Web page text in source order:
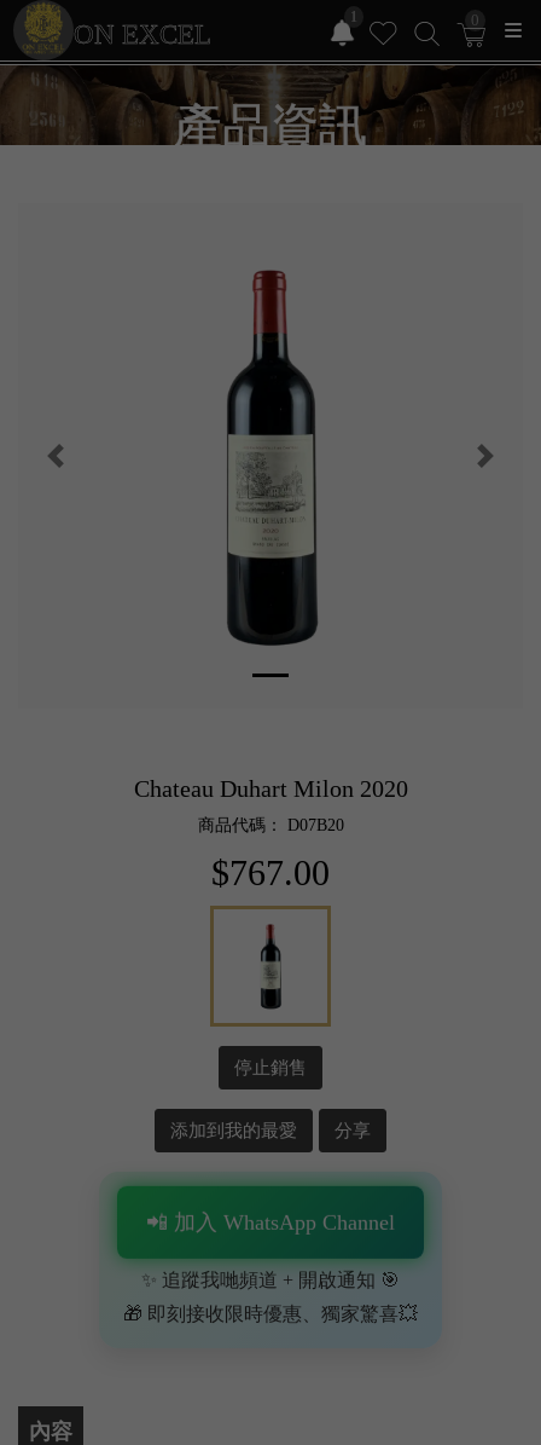
ON EXCEL
1 0
產品資訊
Chateau Duhart Milon 2020
商品代碼： D07B20
$767.00
停止銷售
添加到我的最愛 分享
📲 加入 WhatsApp Channel
✨ 追蹤我哋頻道 + 開啟通知 🎯
🎁 即刻接收限時優惠、獨家驚喜💥
內容